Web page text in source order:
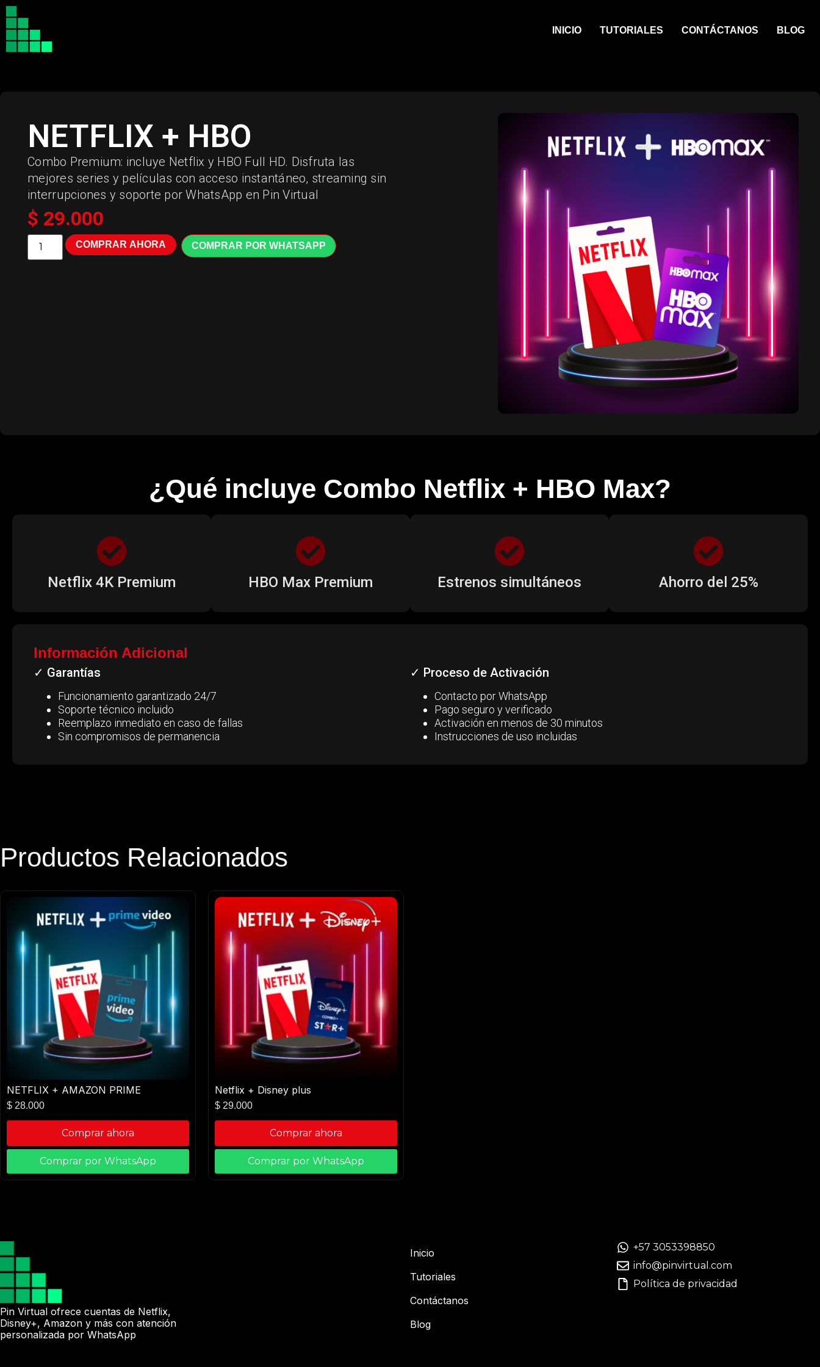
INICIO TUTORIALES CONTÁCTANOS BLOG
NETFLIX + HBO
Combo Premium: incluye Netflix y HBO Full HD. Disfruta las
mejores series y películas con acceso instantáneo, streaming sin
interrupciones y soporte por WhatsApp en Pin Virtual
$ 29.000
COMPRAR AHORA COMPRAR POR WHATSAPP
¿Qué incluye Combo Netflix + HBO Max?
Netflix 4K Premium HBO Max Premium Estrenos simultáneos Ahorro del 25%
Información Adicional
✓ Garantías
Funcionamiento garantizado 24/7
Soporte técnico incluido
Reemplazo inmediato en caso de fallas
Sin compromisos de permanencia
✓ Proceso de Activación
Contacto por WhatsApp
Pago seguro y verificado
Activación en menos de 30 minutos
Instrucciones de uso incluidas
Productos Relacionados
NETFLIX + AMAZON PRIME
$ 28.000
Comprar ahora
Comprar por WhatsApp
Netflix + Disney plus
$ 29.000
Comprar ahora
Comprar por WhatsApp
Pin Virtual ofrece cuentas de Netflix,
Disney+, Amazon y más con atención
personalizada por WhatsApp
Inicio
Tutoriales
Contáctanos
Blog
+57 3053398850
info@pinvirtual.com
Política de privacidad